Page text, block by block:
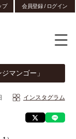
プ 会員登録 / ログイン
マンゴー」
インスタグラム